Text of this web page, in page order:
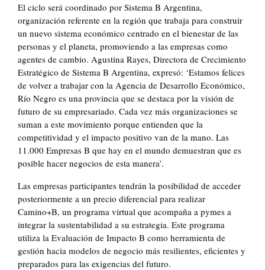
El ciclo será coordinado por Sistema B Argentina,
organización referente en la región que trabaja para construir
un nuevo sistema económico centrado en el bienestar de las
personas y el planeta, promoviendo a las empresas como
agentes de cambio. Agustina Rayes, Directora de Crecimiento
Estratégico de Sistema B Argentina, expresó: ‘Estamos felices
de volver a trabajar con la Agencia de Desarrollo Económico,
Río Negro es una provincia que se destaca por la visión de
futuro de su empresariado. Cada vez más organizaciones se
suman a este movimiento porque entienden que la
competitividad y el impacto positivo van de la mano. Las
11.000 Empresas B que hay en el mundo demuestran que es
posible hacer negocios de esta manera’.
Las empresas participantes tendrán la posibilidad de acceder
posteriormente a un precio diferencial para realizar
Camino+B, un programa virtual que acompaña a pymes a
integrar la sustentabilidad a su estrategia. Este programa
utiliza la Evaluación de Impacto B como herramienta de
gestión hacia modelos de negocio más resilientes, eficientes y
preparados para las exigencias del futuro.